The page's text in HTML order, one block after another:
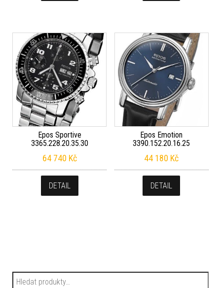
Epos Sportive
3365.228.20.35.30
64 740 Kč
DETAIL
Epos Emotion
3390.152.20.16.25
44 180 Kč
DETAIL
Hledat: